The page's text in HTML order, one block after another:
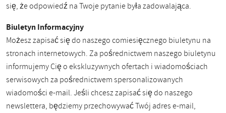
się, że odpowiedź na Twoje pytanie była zadowalająca.
Biuletyn Informacyjny
Możesz zapisać się do naszego comiesięcznego biuletynu na
stronach internetowych. Za pośrednictwem naszego biuletynu
informujemy Cię o ekskluzywnych ofertach i wiadomościach
serwisowych za pośrednictwem spersonalizowanych
wiadomości e-mail. Jeśli chcesz zapisać się do naszego
newslettera, będziemy przechowywać Twój adres e-mail,